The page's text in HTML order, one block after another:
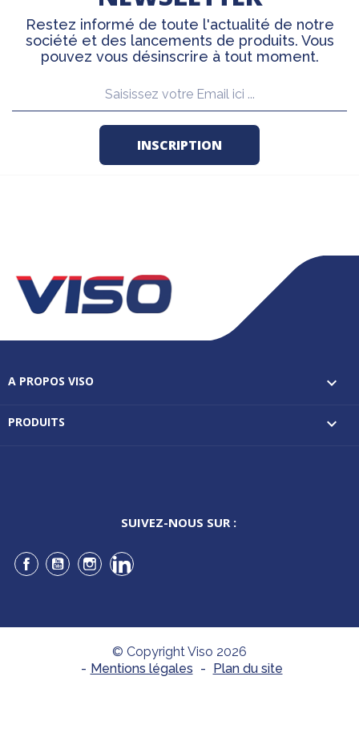
Restez informé de toute l'actualité de notre
société et des lancements de produits. Vous
pouvez vous désinscrire à tout moment.
A PROPOS VISO 
PRODUITS 
SUIVEZ-NOUS SUR :
Facebook
YouTubeInstagramLinkedIn
© Copyright Viso 2026
- Mentions légales - Plan du site